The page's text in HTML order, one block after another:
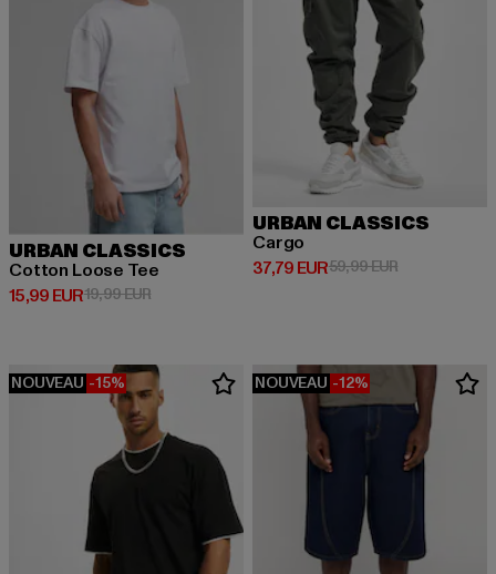
URBAN CLASSICS
Cotton Loose Tee
15,99 EUR
Prix courant: 15,99 EUR
19,99 EURPrix en promotion: 19,99 EUR
URBAN CLASSICS
Cargo
37,79 EUR
Prix courant: 37,79 EUR
59,99 EURPrix en
NOUVEAU -15% NOUVEAU -12%